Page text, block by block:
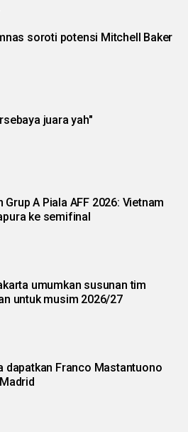
soroti potensi Mitchell Baker
juara yah"
Grup A Piala AFF 2026: Vietnam
ke semifinal
umumkan susunan tim
untuk musim 2026/27
dapatkan Franco Mastantuono